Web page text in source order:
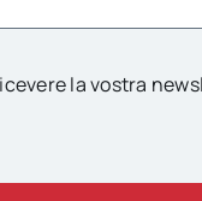
la vostra